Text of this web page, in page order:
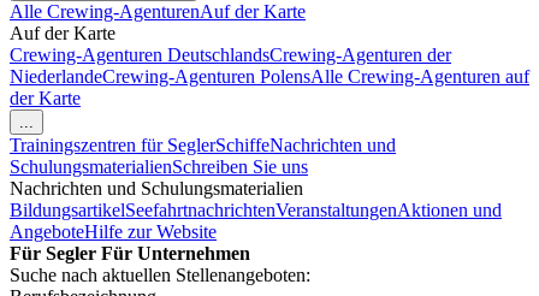
Alle Crewing-AgenturenAuf der Karte
Auf der Karte
Crewing-Agenturen DeutschlandsCrewing-Agenturen der
NiederlandeCrewing-Agenturen PolensAlle Crewing-Agenturen auf
der Karte
...
Trainingszentren für SeglerSchiffeNachrichten und
SchulungsmaterialienSchreiben Sie uns
Nachrichten und Schulungsmaterialien
BildungsartikelSeefahrtnachrichtenVeranstaltungenAktionen und
AngeboteHilfe zur Website
Für Segler Für Unternehmen
Suche nach aktuellen Stellenangeboten: